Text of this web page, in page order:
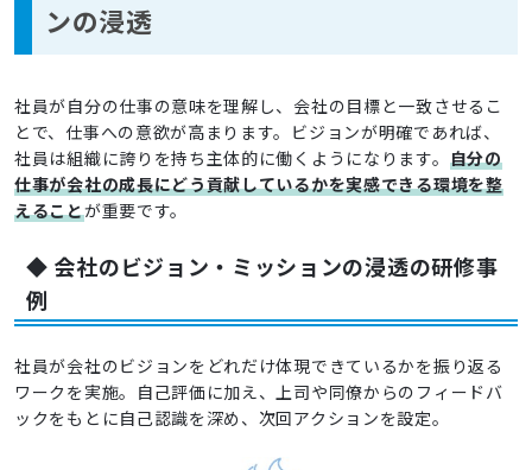
ンの浸透
社員が自分の仕事の意味を理解し、会社の目標と一致させるこ
とで、仕事への意欲が高まります。ビジョンが明確であれば、
社員は組織に誇りを持ち主体的に働くようになります。 自分の
仕事が会社の成長にどう貢献しているかを実感できる環境を整
えることが重要です。
◆ 会社のビジョン・ミッションの浸透の研修事
例
社員が会社のビジョンをどれだけ体現できているかを振り返る
ワークを実施。自己評価に加え、上司や同僚からのフィードバ
ックをもとに自己認識を深め、次回アクションを設定。